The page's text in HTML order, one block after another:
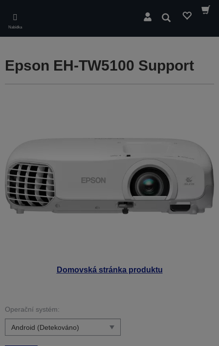
main
content
Nabídka
Hledat
Domovská stránka produktu
Epson EH-TW5100 Support
Operační systém: